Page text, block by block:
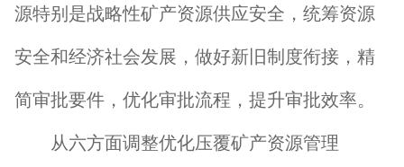
源特别是战略性矿产资源供应安全，统筹资源
安全和经济社会发展，做好新旧制度衔接，精
简审批要件，优化审批流程，提升审批效率。
从六方面调整优化压覆矿产资源管理